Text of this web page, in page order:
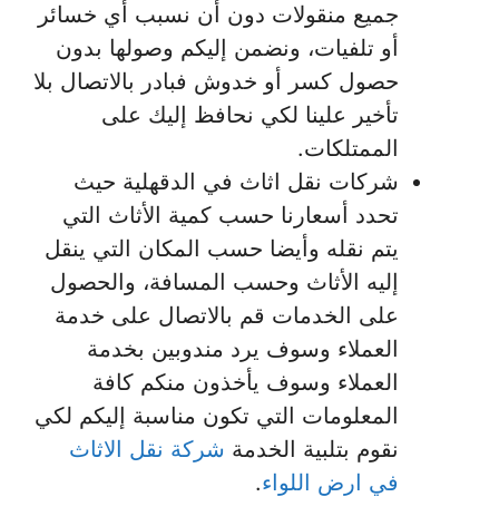
جميع منقولات دون أن نسبب أي خسائر
أو تلفيات، ونضمن إليكم وصولها بدون
حصول كسر أو خدوش فبادر بالاتصال بلا
تأخير علينا لكي نحافظ إليك على
الممتلكات.
شركات نقل اثاث في الدقهلية حيث
تحدد أسعارنا حسب كمية الأثاث التي
يتم نقله وأيضا حسب المكان التي ينقل
إليه الأثاث وحسب المسافة، والحصول
على الخدمات قم بالاتصال على خدمة
العملاء وسوف يرد مندوبين بخدمة
العملاء وسوف يأخذون منكم كافة
المعلومات التي تكون مناسبة إليكم لكي
نقوم بتلبية الخدمة شركة نقل الاثاث
في ارض اللواء.